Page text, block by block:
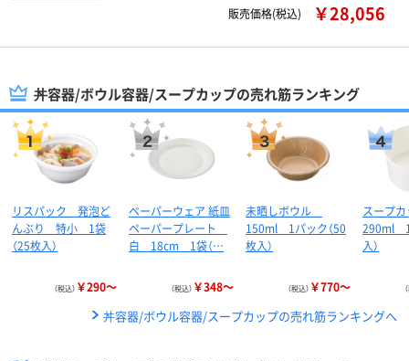
販売価格(税込) ￥28,056
丼容器/ボウル容器/スープカップの売れ筋ランキング
リスパック 発泡ど
んぶり 特小 1袋
（25枚入）
（税込） ￥290～
ペーパーウェア 紙皿
ペーパープレート
白 18cm 1袋（…
（税込） ￥348～
未晒しボウル
150ml 1パック（50
枚入）
（税込） ￥770～
スープ
290ml 1
入）
丼容器/ボウル容器/スープカップの売れ筋ランキングへ